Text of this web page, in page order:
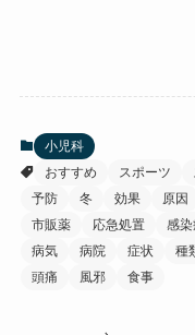
小児科
おすすめ
スポーツ
予防
冬 効果 原因
市販薬
応急処置 感
病気
病院 症状 種
頭痛
風邪 食事